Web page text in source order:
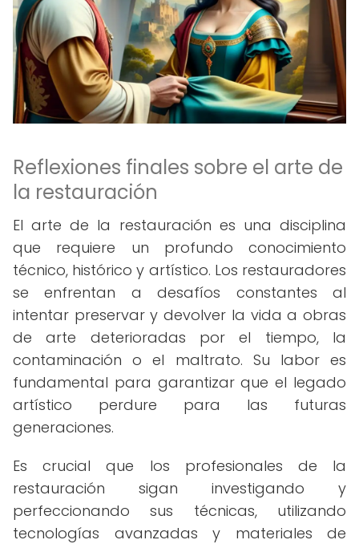
Reflexiones finales sobre el arte de
la restauración
El arte de la restauración es una disciplina
que requiere un profundo conocimiento
técnico, histórico y artístico. Los restauradores
se enfrentan a desafíos constantes al
intentar preservar y devolver la vida a obras
de arte deterioradas por el tiempo, la
contaminación o el maltrato. Su labor es
fundamental para garantizar que el legado
artístico perdure para las futuras
generaciones.
Es crucial que los profesionales de la
restauración sigan investigando y
perfeccionando sus técnicas, utilizando
tecnologías avanzadas y materiales de